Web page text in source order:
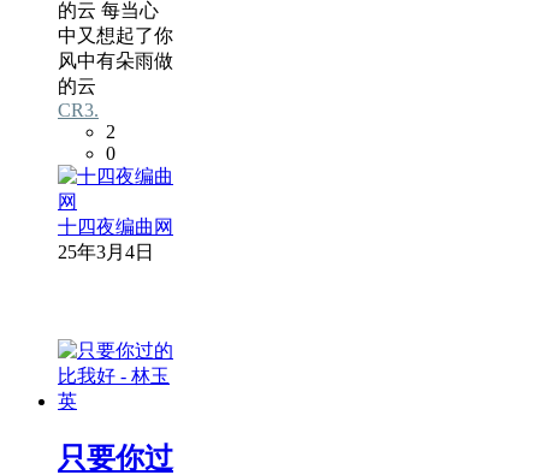
的云 每当心
中又想起了你
风中有朵雨做
的云
CR3.
2
0
十四夜编曲网
25年3月4日
只要你过